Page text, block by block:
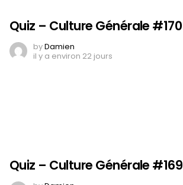
Quiz – Culture Générale #170
byDamien
il y a environ 22 jours
Quiz – Culture Générale #169